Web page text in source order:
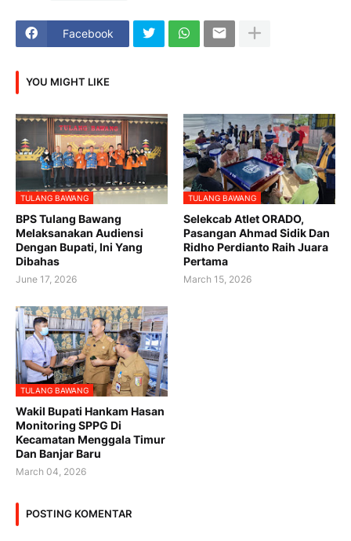
Facebook
YOU MIGHT LIKE
TULANG BAWANG
BPS Tulang Bawang
Melaksanakan Audiensi
Dengan Bupati, Ini Yang
Dibahas
June 17, 2026
TULANG BAWANG
Selekcab Atlet ORADO,
Pasangan Ahmad Sidik Dan
Ridho Perdianto Raih Juara
Pertama
March 15, 2026
TULANG BAWANG
Wakil Bupati Hankam Hasan
Monitoring SPPG Di
Kecamatan Menggala Timur
Dan Banjar Baru
March 04, 2026
POSTING KOMENTAR